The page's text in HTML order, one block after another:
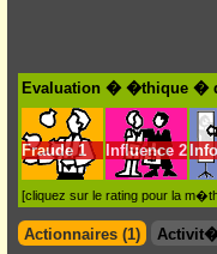
Evaluation � �thique �
Fraude 1 Influence 2
[cliquez sur le rating pour la
Actionnaires (1)